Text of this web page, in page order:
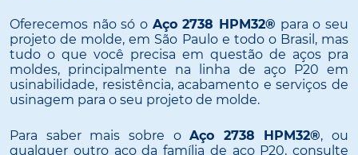
Oferecemos não só o Aço 2738 HPM32® para o seu
projeto de molde, em São Paulo e todo o Brasil, mas
tudo o que você precisa em questão de aços pra
moldes, principalmente na linha de aço P20 em
usinabilidade, resistência, acabamento e serviços de
usinagem para o seu projeto de molde.
Para saber mais sobre oAço 2738 HPM32®, ou
qualquer outro aço da família de aço P20, consulte